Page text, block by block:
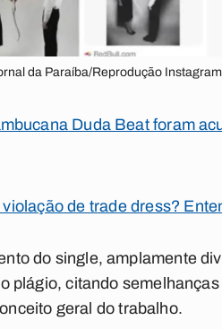
da Paraíba/Reprodução
Duda Beat foram
de trade dress?
do single, amplamente
plágio, citando
geral do trabalho.